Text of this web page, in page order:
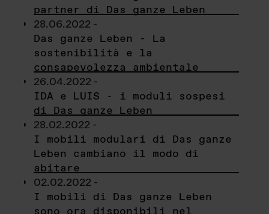
partner di Das ganze Leben
28.06.2022 -
Das ganze Leben - La
sostenibilità e la
consapevolezza ambientale
26.04.2022 -
IDA e LUIS - i moduli sospesi
di Das ganze Leben
28.02.2022 -
I mobili modulari di Das ganze
Leben cambiano il modo di
abitare
02.02.2022 -
I mobili di Das ganze Leben
sono ora disponibili nel